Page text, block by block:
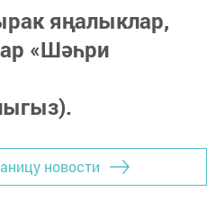
яңалыклар,
«Шәһри
новости